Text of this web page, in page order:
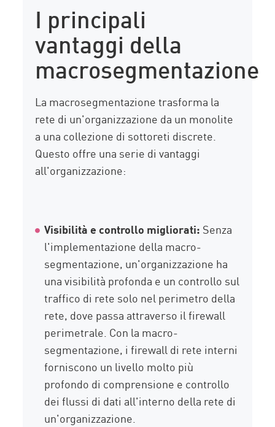
I principali
vantaggi della
macrosegmentazione
La macrosegmentazione trasforma la
rete di un'organizzazione da un monolite
a una collezione di sottoreti discrete.
Questo offre una serie di vantaggi
all'organizzazione:
Visibilità e controllo migliorati: Senza
l'implementazione della macro-
segmentazione, un'organizzazione ha
una visibilità profonda e un controllo sul
traffico di rete solo nel perimetro della
rete, dove passa attraverso il firewall
perimetrale. Con la macro-
segmentazione, i firewall di rete interni
forniscono un livello molto più
profondo di comprensione e controllo
dei flussi di dati all'interno della rete di
un'organizzazione.